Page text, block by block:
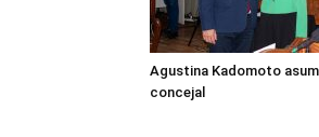
Agustina Kadomoto
concejal